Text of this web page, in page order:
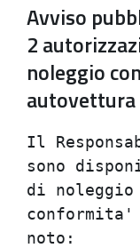
Avviso
2
noleggio
autovettura
Il
sono
di noleggio
conformita'
noto: